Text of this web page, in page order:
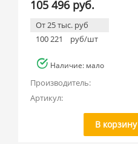
105 496 руб.
От 25 тыс. руб
100 221
руб/шт
Наличие: мало
Производитель:
Артикул:
В корзину